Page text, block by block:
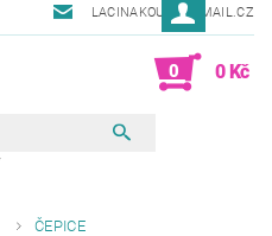
LACINAKOUPE@EMAIL.CZ
0 0 Kč
ČEPICE